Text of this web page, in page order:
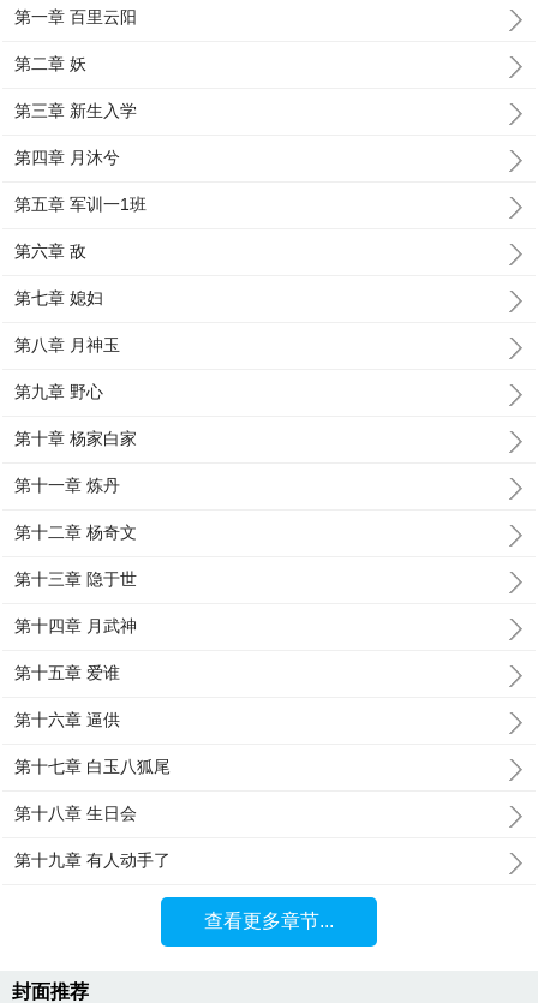
第一章 百里云阳
第二章 妖
第三章 新生入学
第四章 月沐兮
第五章 军训一1班
第六章 敌
第七章 媳妇
第八章 月神玉
第九章 野心
第十章 杨家白家
第十一章 炼丹
第十二章 杨奇文
第十三章 隐于世
第十四章 月武神
第十五章 爱谁
第十六章 逼供
第十七章 白玉八狐尾
第十八章 生日会
第十九章 有人动手了
查看更多章节...
封面推荐